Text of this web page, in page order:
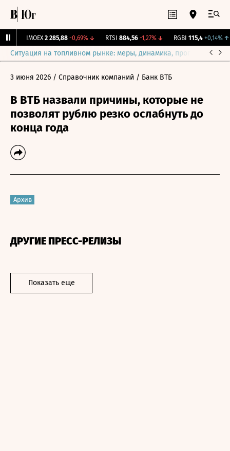
IMOEX 2 285,88 -0,69%↓ RTSI 884,56 -1,27%↓ RGBI 115,4 +0,14%↑
Ситуация на топливном рынке: меры, динамика, прогнозы
3 июня 2026 / Справочник компаний / Банк ВТБ
В ВТБ назвали причины, которые не
позволят рублю резко ослабнуть до
конца года
Архив
ДРУГИЕ ПРЕСС-РЕЛИЗЫ
Показать еще